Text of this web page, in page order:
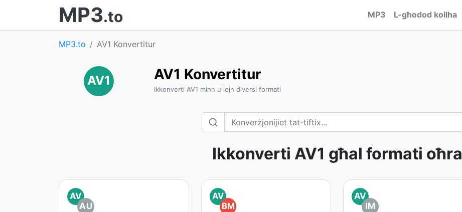
MP3.to MP3 L-għodod kollha
MP3.to AV1 Konvertitur
AV1 AV1 Konvertitur
Ikkonverti AV1 minn u lejn diversi formati
Ikkonverti AV1 għal formati oħra
AV
AU
AV
BM
AV
IM